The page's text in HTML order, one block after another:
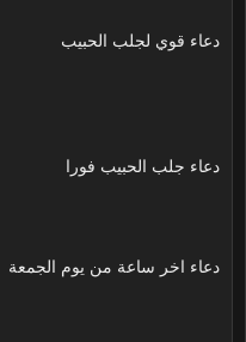
دعاء قوي لجلب الحبيب
دعاء جلب الحبيب فورا
دعاء اخر ساعة من يوم الجمعة